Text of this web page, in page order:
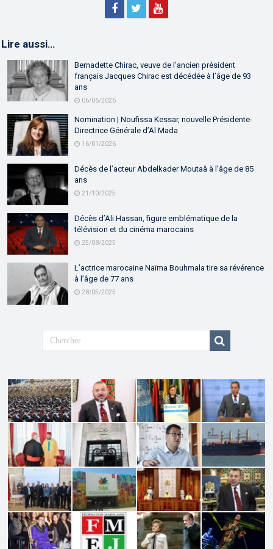
Lire aussi…
Bernadette Chirac, veuve de l’ancien président
français Jacques Chirac est décédée à l’âge de 93
ans
06/06/2026
Nomination | Noufissa Kessar, nouvelle Présidente-
Directrice Générale d’Al Mada
16/01/2026
Décès de l’acteur Abdelkader Moutaâ à l’âge de 85
ans
21/10/2025
Décès d’Ali Hassan, figure emblématique de la
télévision et du cinéma marocains
25/08/2025
L’actrice marocaine Naïma Bouhmala tire sa révérence
à l’âge de 77 ans
28/05/2025